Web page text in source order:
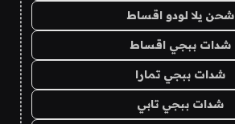
شحن يلا لودو اقساط
شدات ببجي اقساط
شدات ببجي تمارا
شدات ببجي تابي